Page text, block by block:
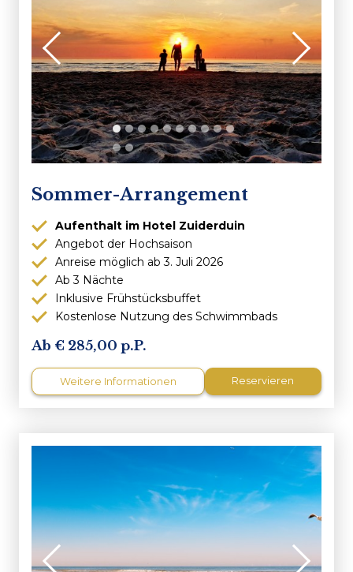
Sommer-Arrangement
Aufenthalt im Hotel Zuiderduin
Angebot der Hochsaison
Anreise möglich ab 3. Juli 2026
Ab 3 Nächte
Inklusive Frühstücksbuffet
Kostenlose Nutzung des Schwimmbads
285,00 p.P.
Weitere Informationen Reservieren